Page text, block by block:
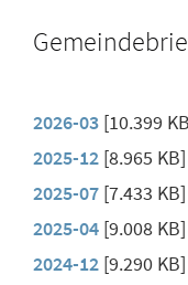
2026-03 [10.399
2025-12 [8.965 KB]
2025-07 [7.433 KB]
2025-04 [9.008 KB]
2024-12 [9.290 KB]